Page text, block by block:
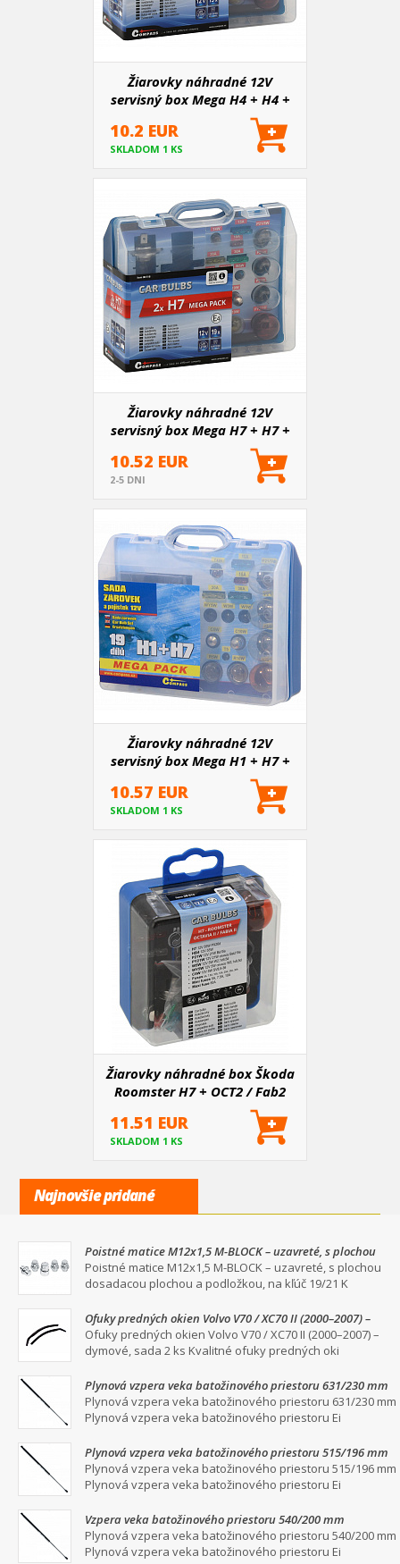
Žiarovky náhradné 12V
servisný box Mega H4 + H4 +
10.2 EUR
SKLADOM 1 KS
Žiarovky náhradné 12V
servisný box Mega H7 + H7 +
10.52 EUR
2-5 DNI
Žiarovky náhradné 12V
servisný box Mega H1 + H7 +
10.57 EUR
SKLADOM 1 KS
Žiarovky náhradné box Škoda
Roomster H7 + OCT2 / Fab2
11.51 EUR
SKLADOM 1 KS
Najnovšie pridané
Poistné matice M12x1,5 M-BLOCK – uzavreté, s plochou
dosadacou plochou a podložkou, na kľúč 19/21
Poistné matice M12x1,5 M-BLOCK – uzavreté, s plochou
dosadacou plochou a podložkou, na kľúč 19/21 K
Ofuky predných okien Volvo V70 / XC70 II (2000–2007) –
dymové, sada 2 ks
Ofuky predných okien Volvo V70 / XC70 II (2000–2007) –
dymové, sada 2 ks Kvalitné ofuky predných oki
Plynová vzpera veka batožinového priestoru 631/230 mm
Plynová vzpera veka batožinového priestoru 631/230 mm
Plynová vzpera veka batožinového priestoru Ei
Plynová vzpera veka batožinového priestoru 515/196 mm
Plynová vzpera veka batožinového priestoru 515/196 mm
Plynová vzpera veka batožinového priestoru Ei
Vzpera veka batožinového priestoru 540/200 mm
Plynová vzpera veka batožinového priestoru 540/200 mm
Plynová vzpera veka batožinového priestoru Ei